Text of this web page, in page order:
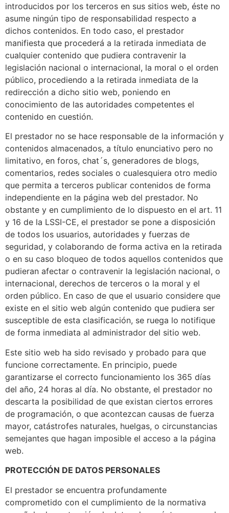
introducidos por los terceros en sus sitios web, éste no
asume ningún tipo de responsabilidad respecto a
dichos contenidos. En todo caso, el prestador
manifiesta que procederá a la retirada inmediata de
cualquier contenido que pudiera contravenir la
legislación nacional o internacional, la moral o el orden
público, procediendo a la retirada inmediata de la
redirección a dicho sitio web, poniendo en
conocimiento de las autoridades competentes el
contenido en cuestión.
El prestador no se hace responsable de la información y
contenidos almacenados, a título enunciativo pero no
limitativo, en foros, chat´s, generadores de blogs,
comentarios, redes sociales o cualesquiera otro medio
que permita a terceros publicar contenidos de forma
independiente en la página web del prestador. No
obstante y en cumplimiento de lo dispuesto en el art. 11
y 16 de la LSSI-CE, el prestador se pone a disposición
de todos los usuarios, autoridades y fuerzas de
seguridad, y colaborando de forma activa en la retirada
o en su caso bloqueo de todos aquellos contenidos que
pudieran afectar o contravenir la legislación nacional, o
internacional, derechos de terceros o la moral y el
orden público. En caso de que el usuario considere que
existe en el sitio web algún contenido que pudiera ser
susceptible de esta clasificación, se ruega lo notifique
de forma inmediata al administrador del sitio web.
Este sitio web ha sido revisado y probado para que
funcione correctamente. En principio, puede
garantizarse el correcto funcionamiento los 365 días
del año, 24 horas al día. No obstante, el prestador no
descarta la posibilidad de que existan ciertos errores
de programación, o que acontezcan causas de fuerza
mayor, catástrofes naturales, huelgas, o circunstancias
semejantes que hagan imposible el acceso a la página
web.
PROTECCIÓN DE DATOS PERSONALES
El prestador se encuentra profundamente
comprometido con el cumplimiento de la normativa